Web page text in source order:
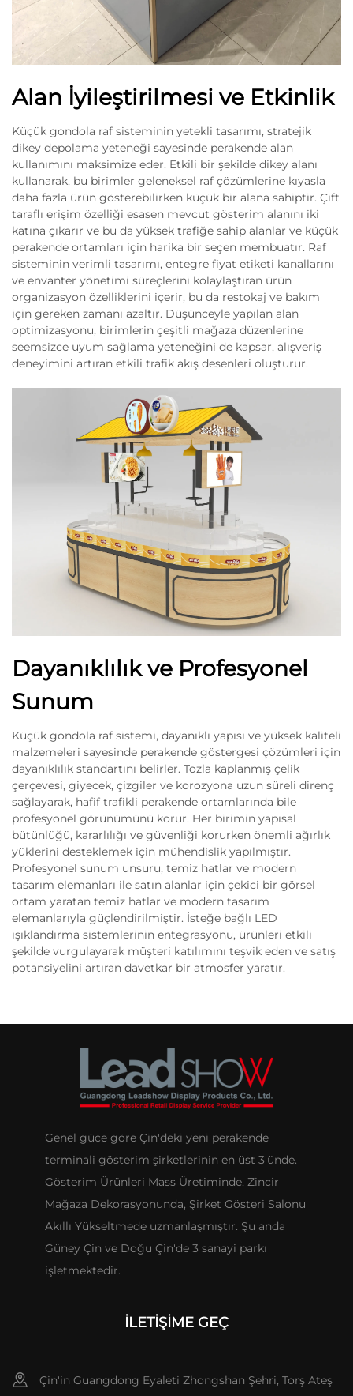
Alan İyileştirilmesi ve Etkinlik
Küçük gondola raf sisteminin yetekli tasarımı, stratejik
dikey depolama yeteneği sayesinde perakende alan
kullanımını maksimize eder. Etkili bir şekilde dikey alanı
kullanarak, bu birimler geleneksel raf çözümlerine kıyasla
daha fazla ürün gösterebilirken küçük bir alana sahiptir. Çift
taraflı erişim özelliği esasen mevcut gösterim alanını iki
katına çıkarır ve bu da yüksek trafiğe sahip alanlar ve küçük
perakende ortamları için harika bir seçen membuatır. Raf
sisteminin verimli tasarımı, entegre fiyat etiketi kanallarını
ve envanter yönetimi süreçlerini kolaylaştıran ürün
organizasyon özelliklerini içerir, bu da restokaj ve bakım
için gereken zamanı azaltır. Düşünceyle yapılan alan
optimizasyonu, birimlerin çeşitli mağaza düzenlerine
seemsizce uyum sağlama yeteneğini de kapsar, alışveriş
deneyimini artıran etkili trafik akış desenleri oluşturur.
Dayanıklılık ve Profesyonel
Sunum
Küçük gondola raf sistemi, dayanıklı yapısı ve yüksek kaliteli
malzemeleri sayesinde perakende göstergesi çözümleri için
dayanıklılık standartını belirler. Tozla kaplanmış çelik
çerçevesi, giyecek, çizgiler ve korozyona uzun süreli direnç
sağlayarak, hafif trafikli perakende ortamlarında bile
profesyonel görünümünü korur. Her birimin yapısal
bütünlüğü, kararlılığı ve güvenliği korurken önemli ağırlık
yüklerini desteklemek için mühendislik yapılmıştır.
Profesyonel sunum unsuru, temiz hatlar ve modern
tasarım elemanları ile satın alanlar için çekici bir görsel
ortam yaratan temiz hatlar ve modern tasarım
elemanlarıyla güçlendirilmiştir. İsteğe bağlı LED
ışıklandırma sistemlerinin entegrasyonu, ürünleri etkili
şekilde vurgulayarak müşteri katılımını teşvik eden ve satış
potansiyelini artıran davetkar bir atmosfer yaratır.
Genel güce göre Çin'deki yeni perakende
terminali gösterim şirketlerinin en üst 3'ünde.
Gösterim Ürünleri Mass Üretiminde, Zincir
Mağaza Dekorasyonunda, Şirket Gösteri Salonu
Akıllı Yükseltmede uzmanlaşmıştır. Şu anda
Güney Çin ve Doğu Çin'de 3 sanayi parkı
işletmektedir.
İLETIŞIME GEÇ
Çin'in Guangdong Eyaleti Zhongshan Şehri, Torş Ateş